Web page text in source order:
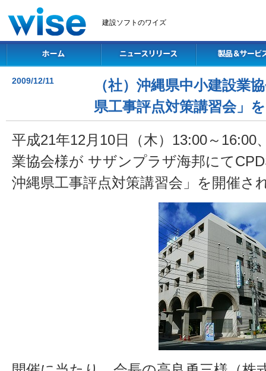
建設ソフトのワイズ
2009/12/11
（社）沖縄県中小建設業
県工事評点対策講習会」
平成21年12月10日（木）13:00～16:00
業協会様が サザンプラザ海邦にて
沖縄県工事評点対策講習会」を開催さ